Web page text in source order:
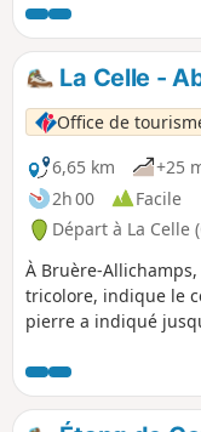
actuel "Canal de
exigé entre autre,
écluses soit une tous
Kilomètres. Il est
branches qui se
c'est à dire le point 0.
péniches circulaient
grains, bois et
sera déclassé en 1955.
La Celle -
Office de
6,65 km
+25
2h 00
Facile
Départ à La Celle
À Bruère-
tricolore, indique le
pierre a indiqué
Auguste, Tribun pour
Proconsul. Lieues:
Châteaumeillant